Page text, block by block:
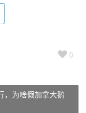
0
，为啥假加拿大鹅